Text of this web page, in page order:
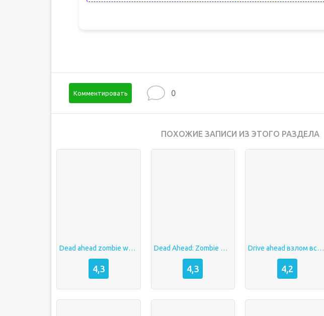
Комментировать 0
ПОХОЖИЕ ЗАПИСИ ИЗ ЭТОГО РАЗДЕЛА
Dead ahead zombie warfare взлом
4,3
Dead Ahead: Zombie Warfare
4,3
Drive ahead взлом все открыто
4,2